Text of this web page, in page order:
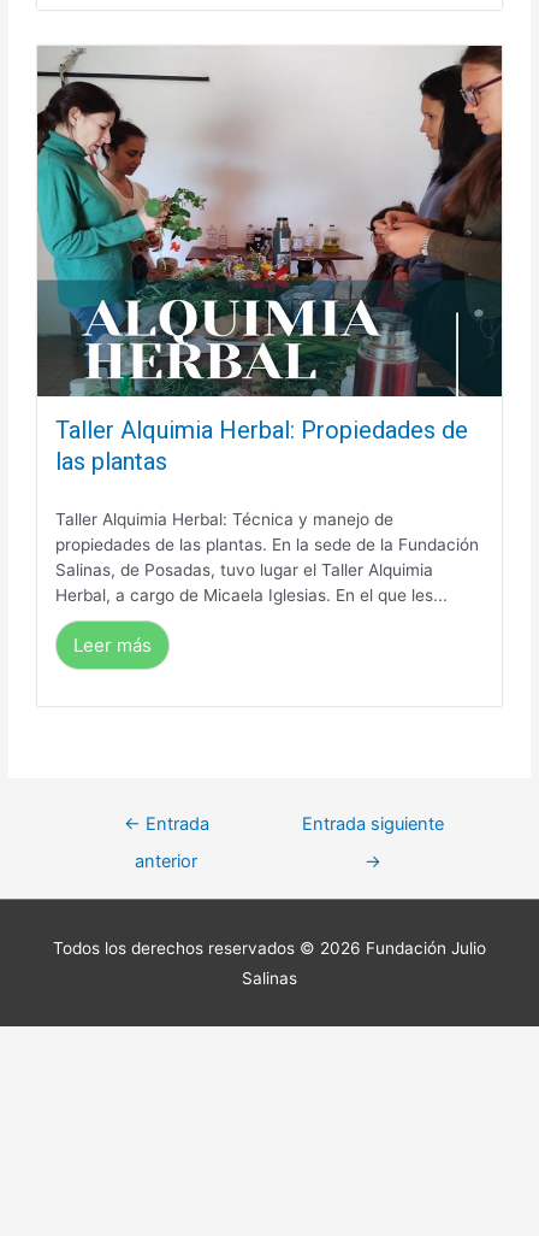
Taller Alquimia Herbal: Propiedades de
las plantas
Taller Alquimia Herbal: Técnica y manejo de
propiedades de las plantas. En la sede de la Fundación
Salinas, de Posadas, tuvo lugar el Taller Alquimia
Herbal, a cargo de Micaela Iglesias. En el que les...
Leer más
← Entrada
anterior
Entrada siguiente
→
Todos los derechos reservados © 2026 Fundación Julio
Salinas